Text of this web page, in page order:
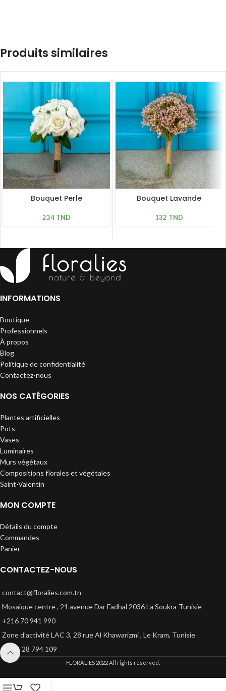
Produits similaires
Bouquet Perle
234 TND
Bouquet Lavande
132 TND
INFORMATIONS
Boutique
Professionnels
À propos
Blog
Politique de confidentialité
Contactez-nous
NOS CATÉGORIES
Plantes artificielles
Pots
Vases
Luminaires
Murs végétaux
Compositions florales et végétales
Saint-Valentin
MON COMPTE
Détails du compte
Commandes
Panier
CONTACTEZ-NOUS
contact@floralies.com.tn
Mosaique centre , 21 avenue Dar Fadhal 2036 La Soukra-Tunisie
+216 70 941 990
Zone d’activité LAC 3, 28 rue Al Khawarizmi , Le Kram, Tunisie
+ 216 28 794 109
FLORALIES 2022 All rights reserved.